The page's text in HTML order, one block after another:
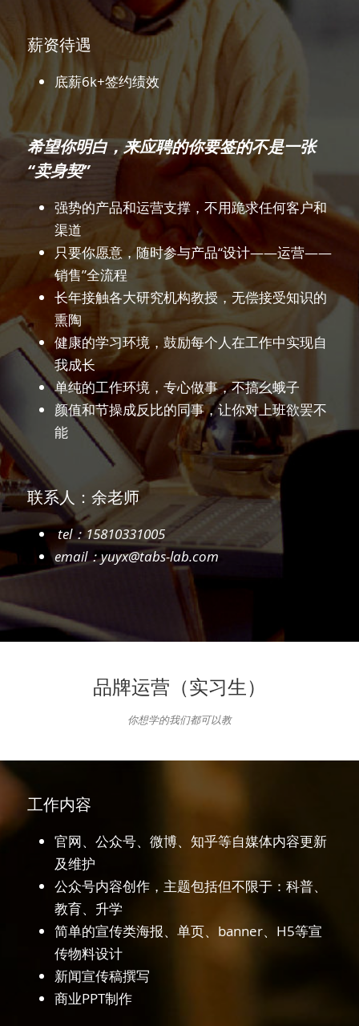
薪资待遇
底薪6k+签约绩效
希望你明白，来应聘的你要签的不是一张
“卖身契”
强势的产品和运营支撑，不用跪求任何客户和
渠道
只要你愿意，随时参与产品“设计——运营——
销售”全流程
长年接触各大研究机构教授，无偿接受知识的
熏陶
健康的学习环境，鼓励每个人在工作中实现自
我成长
单纯的工作环境，专心做事，不搞幺蛾子
颜值和节操成反比的同事，让你对上班欲罢不
能
联系人：余老师
tel：15810331005
email：yuyx@tabs-lab.com
品牌运营（实习生）
你想学的我们都可以教
工作内容
官网、公众号、微博、知乎等自媒体内容更新
及维护
公众号内容创作，主题包括但不限于：科普、
教育、升学
简单的宣传类海报、单页、banner、H5等宣
传物料设计
新闻宣传稿撰写
商业PPT制作